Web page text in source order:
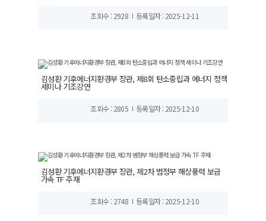
조회수 : 2928 등록일자 : 2025-12-11
김성환 기후에너지환경부 장관, 제8회 탄소중립과 에너지 정책
세미나 기조강연
조회수 : 2805 등록일자 : 2025-12-10
김성환 기후에너지환경부 장관, 제2차 범정부 해상풍력 보급
가속 TF 주재
조회수 : 2748 등록일자 : 2025-12-10